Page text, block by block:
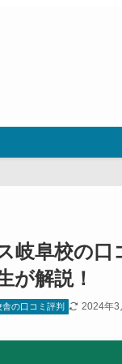
岐阜校の口
が解説！
の口コミ評判 2024年3